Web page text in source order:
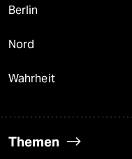
Berlin
Nord
Wahrheit
Themen